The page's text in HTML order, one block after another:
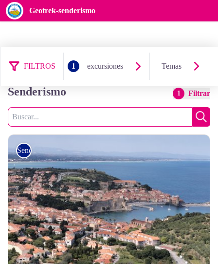
Geotrek-senderismo
FILTROS 1 excursiones Temas
61 resultados excursiones:
Senderismo
1 Filtrar
Busca
Senderismo